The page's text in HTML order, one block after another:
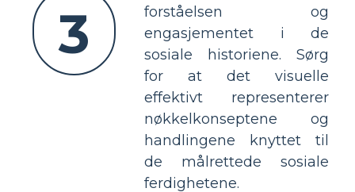
3
forståelsen og
engasjementet i de
sosiale historiene. Sørg
for at det visuelle
effektivt representerer
nøkkelkonseptene og
handlingene knyttet til
de målrettede sosiale
ferdighetene.